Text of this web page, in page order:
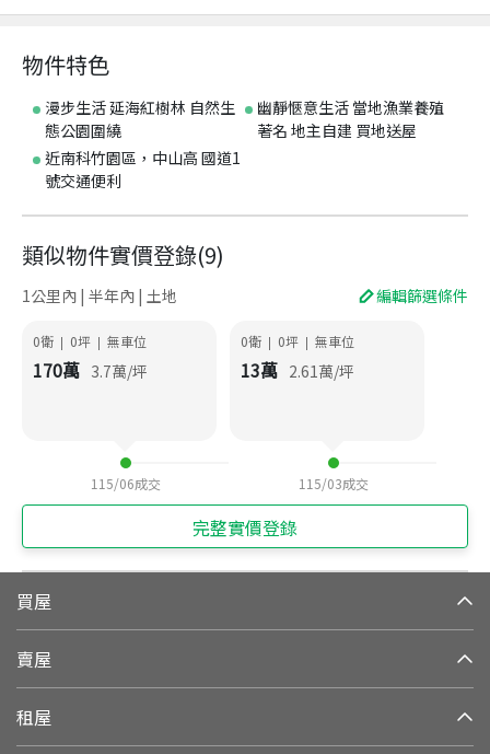
物件特色
漫步生活 延海紅樹林 自然生
態公園圍繞
幽靜愜意生活 當地漁業養殖
著名 地主自建 買地送屋
近南科竹園區，中山高 國道1
號交通便利
類似物件實價登錄(9)
1公里內 | 半年內 | 土地 編輯篩選條件
0衛 | 0坪 | 無車位
170萬 3.7萬/坪
115/06成交
0衛 | 0坪 | 無車位
13萬 2.61萬/坪
115/03成交
完整實價登錄
買屋
賣屋
租屋